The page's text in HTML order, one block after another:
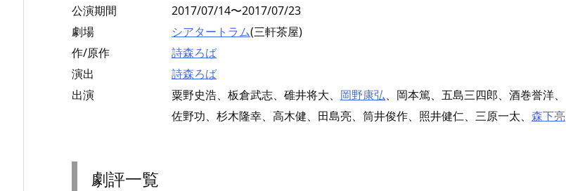
公演期間
2017/07/14〜2017/07/23
劇場
シアタートラム(三軒茶屋)
作/原作
詩森ろば
演出
詩森ろば
出演
粟野史浩、板倉武志、碓井将大、 岡野康弘、岡本篤、五島三四郎、酒巻誉洋、
佐野功、杉木隆幸、高木健、田島亮、筒井俊作、照井健仁、三原一太、 森下亮
劇評一覧